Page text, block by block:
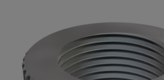
images